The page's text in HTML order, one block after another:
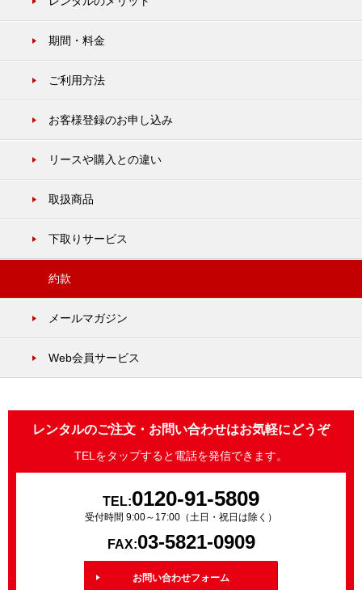
期間・料金
ご利用方法
お客様登録のお申し込み
リースや購入との違い
取扱商品
下取りサービス
約款
メールマガジン
Web会員サービス
レンタルのご注文・お問い合わせはお気軽にどうぞ
TELをタップすると電話を発信できます。
TEL:0120-91-5809
受付時間 9:00～17:00（土日・祝日は除く）
FAX:03-5821-0909
お問い合わせフォーム